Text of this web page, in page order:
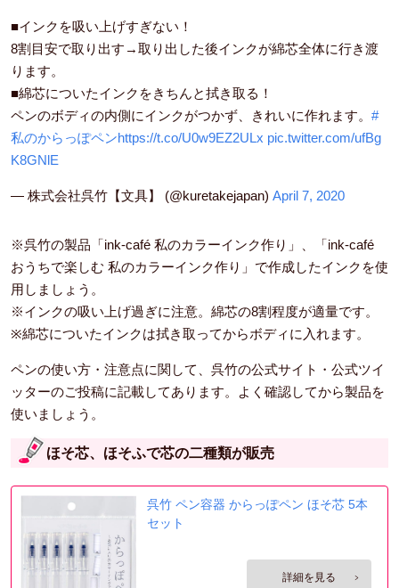
■インクを吸い上げすぎない！
8割目安で取り出す→取り出した後インクが綿芯全体に行き渡
ります。
■綿芯についたインクをきちんと拭き取る！
ペンのボディの内側にインクがつかず、きれいに作れます。 #
私のからっぽペンhttps://t.co/U0w9EZ2ULx pic.twitter.com/ufBg
K8GNlE
— 株式会社呉竹【文具】 (@kuretakejapan) April 7, 2020
※呉竹の製品「ink-café 私のカラーインク作り」、「ink-café
おうちで楽しむ 私のカラーインク作り」で作成したインクを使
用しましょう。
※インクの吸い上げ過ぎに注意。綿芯の8割程度が適量です。
※綿芯についたインクは拭き取ってからボディに入れます。
ペンの使い方・注意点に関して、呉竹の公式サイト・公式ツイ
ッターのご投稿に記載してあります。よく確認してから製品を
使いましょう。
ほそ芯、ほそふで芯の二種類が販売
呉竹 ペン容器 からっぽペン ほそ芯 5本
セット